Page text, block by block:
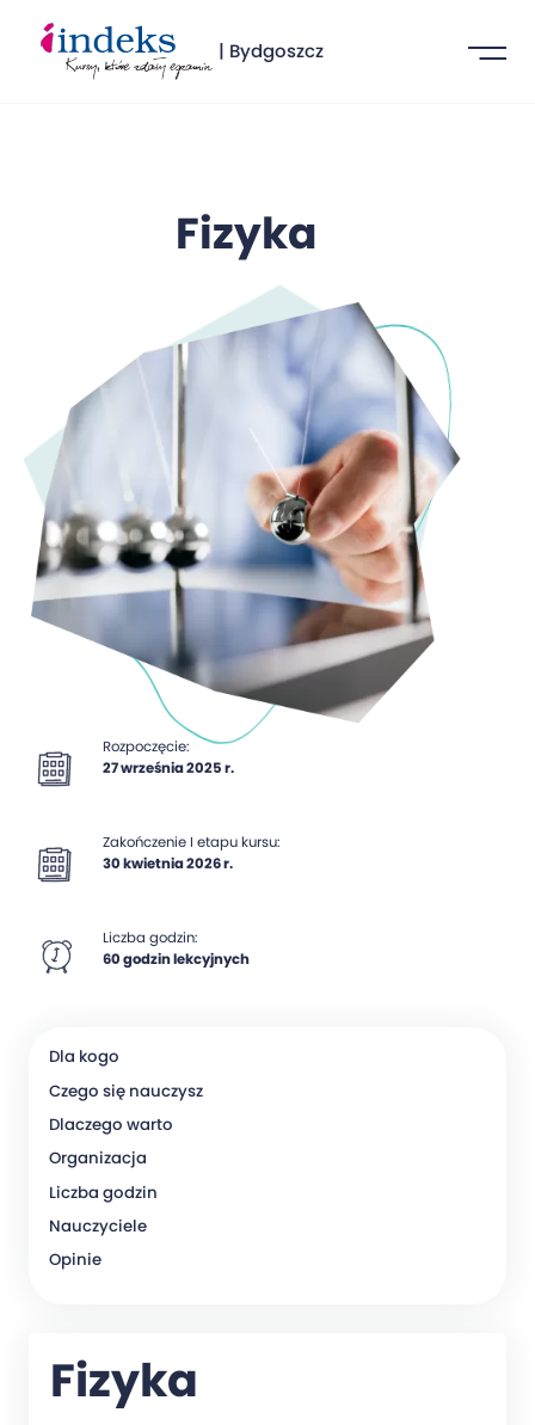
| Bydgoszcz
Fizyka
Rozpoczęcie:
27 września 2025 r.
Zakończenie I etapu kursu:
30 kwietnia 2026 r.
Liczba godzin:
60 godzin lekcyjnych
Dla kogo
Czego się nauczysz
Dlaczego warto
Organizacja
Liczba godzin
Nauczyciele
Opinie
Fizyka